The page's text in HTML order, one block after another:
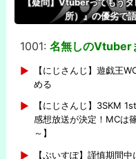
所）』の優劣で
1001: 名無しのVtuber
【にじさんじ】遊戯王
める
【にじさんじ】3SKM
感想放送が決定！MCは
～】
【ぶいすぽ】謹慎期間